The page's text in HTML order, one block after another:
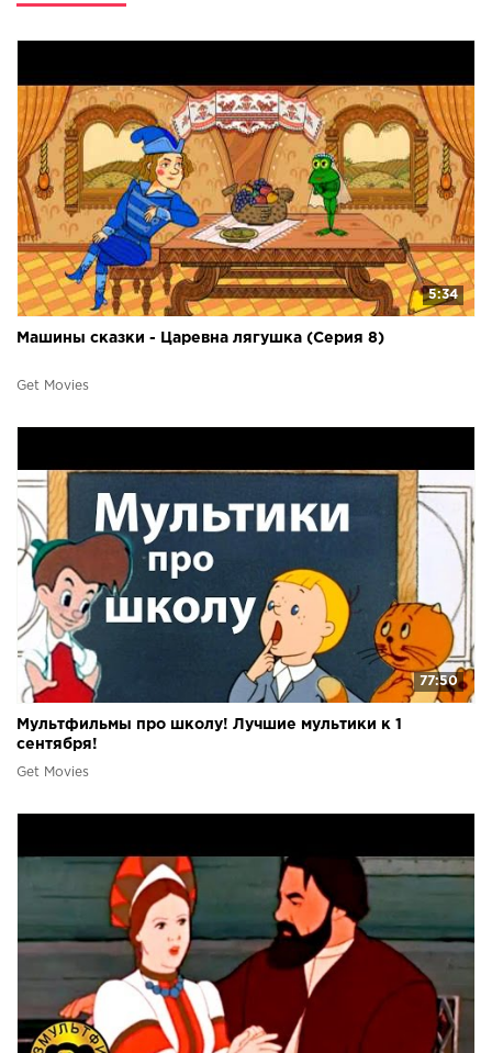
5:34
Машины сказки - Царевна лягушка (Серия 8)
Get Movies
77:50
Мультфильмы про школу! Лучшие мультики к 1
сентября!
Get Movies